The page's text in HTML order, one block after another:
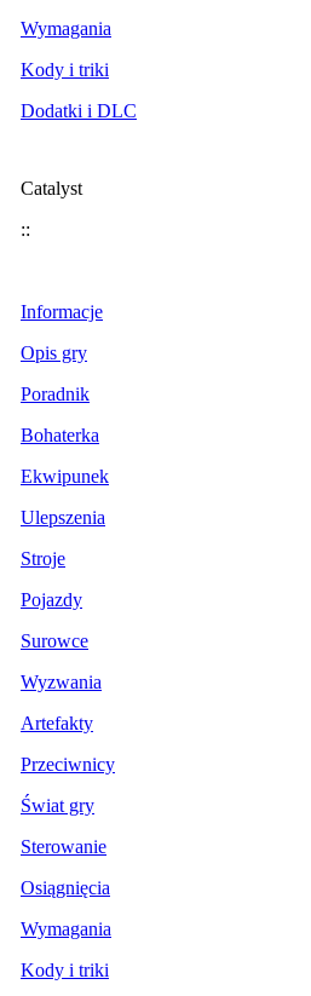
Wymagania
Kody i triki
Dodatki i DLC
Catalyst
::
Informacje
Opis gry
Poradnik
Bohaterka
Ekwipunek
Ulepszenia
Stroje
Pojazdy
Surowce
Wyzwania
Artefakty
Przeciwnicy
Świat gry
Sterowanie
Osiągnięcia
Wymagania
Kody i triki